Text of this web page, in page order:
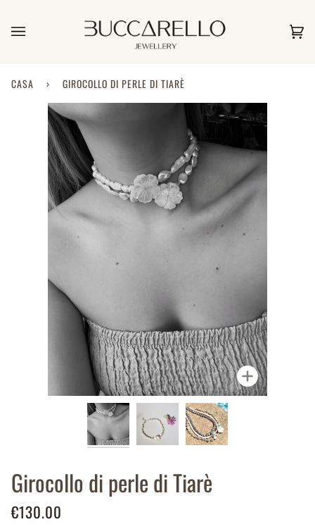
contenuto
CASA › GIROCOLLO DI PERLE DI TIARÈ
Ingrandisci
Girocollo di perle di Tiarè
€130.00